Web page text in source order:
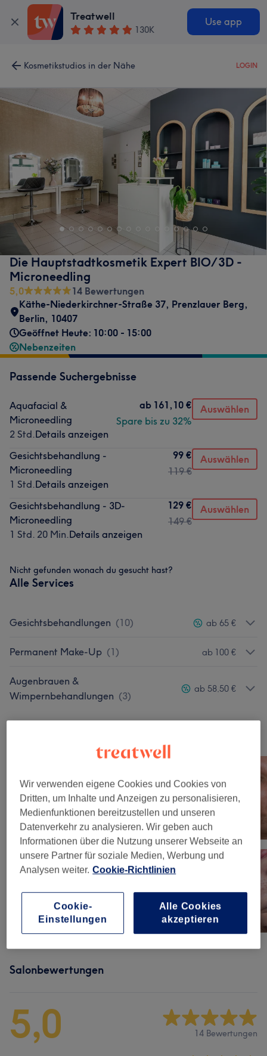
Treatwell
130K
Use app
Kosmetikstudios in der Nähe LOGIN
Die Hauptstadtkosmetik Expert BIO/3D -
Microneedling
5,0
14 Bewertungen
Käthe-Niederkirchner-Straße 37, Prenzlauer Berg,
Berlin, 10407
Geöffnet Heute: 10:00 - 15:00
Nebenzeiten
Passende Suchergebnisse
Aquafacial &
Microneedling
2 Std.Details anzeigen
ab 161,10 €
Spare bis zu 32%
Auswählen
Gesichtsbehandlung -
Microneedling
1 Std.Details anzeigen
99 €
119 €
Auswählen
Gesichtsbehandlung - 3D-
Microneedling
1 Std. 20 Min.Details anzeigen
129 €
149 €
Auswählen
Nicht gefunden wonach du gesucht hast?
Alle Services
Gesichtsbehandlungen (10) ab 65 €
Permanent Make-Up (1) ab 100 €
Augenbrauen &
Wimpernbehandlungen (3)
ab 58,50 €
Bild anklicken für weitere Details
Salonbewertungen
5,0 14 Bewertungen
Wir verwenden eigene Cookies und Cookies von
Dritten, um Inhalte und Anzeigen zu personalisieren,
Medienfunktionen bereitzustellen und unseren
Datenverkehr zu analysieren. Wir geben auch
Informationen über die Nutzung unserer Webseite an
unsere Partner für soziale Medien, Werbung und
Analysen weiter. Cookie-Richtlinien
Cookie-
Einstellungen
Alle Cookies
akzeptieren